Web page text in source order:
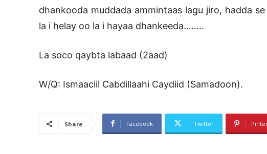
dhankooda muddada ammintaas lagu jiro, hadda
la i helay oo la i hayaa dhankeeda……..
La soco qaybta labaad (2aad)
W/Q: Ismaaciil Cabdillaahi Caydiid (Samadoon).
Share Facebook Twitter